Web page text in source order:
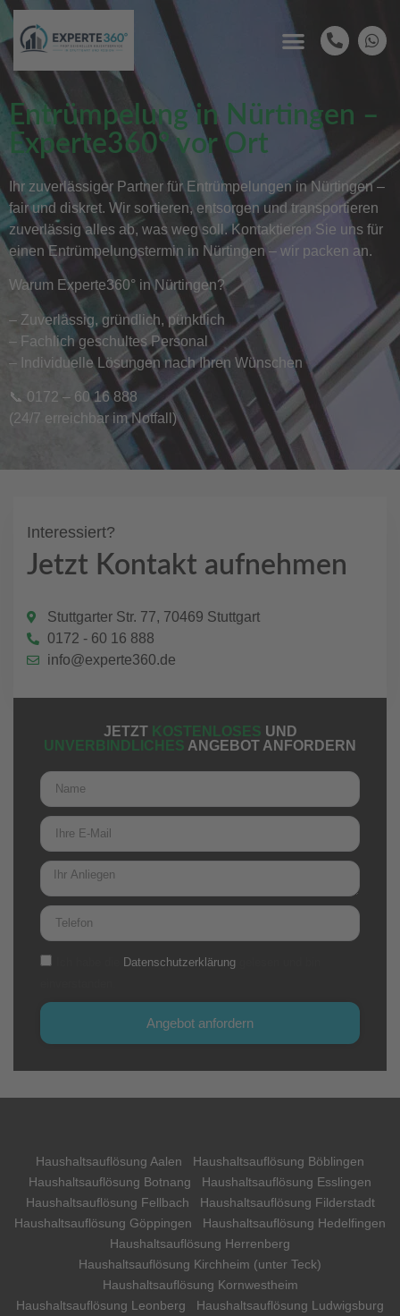
Entrümpelung in Nürtingen –
Experte360° vor Ort
Ihr zuverlässiger Partner für Entrümpelungen in Nürtingen –
fair und diskret. Wir sortieren, entsorgen und transportieren
zuverlässig alles ab, was weg soll. Kontaktieren Sie uns für
einen Entrümpelungstermin in Nürtingen – wir packen an.
Warum Experte360° in Nürtingen?
– Zuverlässig, gründlich, pünktlich
– Fachlich geschultes Personal
– Individuelle Lösungen nach Ihren Wünschen
📞 0172 – 60 16 888
(24/7 erreichbar im Notfall)
Interessiert?
Jetzt Kontakt aufnehmen
Stuttgarter Str. 77, 70469 Stuttgart
0172 - 60 16 888
info@experte360.de
JETZT KOSTENLOSES UND
UNVERBINDLICHES ANGEBOT ANFORDERN
Datenschutzerklärung
Angebot anfordern
Haushaltsauflösung Aalen
Haushaltsauflösung Böblingen
Haushaltsauflösung Botnang
Haushaltsauflösung Esslingen
Haushaltsauflösung Fellbach
Haushaltsauflösung Filderstadt
Haushaltsauflösung Göppingen
Haushaltsauflösung Hedelfingen
Haushaltsauflösung Herrenberg
Haushaltsauflösung Kirchheim (unter Teck)
Haushaltsauflösung Kornwestheim
Haushaltsauflösung Leonberg
Haushaltsauflösung Ludwigsburg